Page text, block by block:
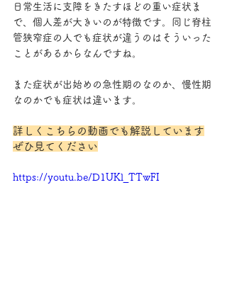
日常生活に支障をきたすほどの重い症状ま
で、個人差が大きいのが特徴です。同じ脊柱
管狭窄症の人でも症状が違うのはそういった
ことがあるからなんですね。
また症状が出始めの急性期のなのか、慢性期
なのかでも症状は違います。
詳しくこちらの動画でも解説しています
ぜひ見てください
https://youtu.be/D1UKl_TTwFI